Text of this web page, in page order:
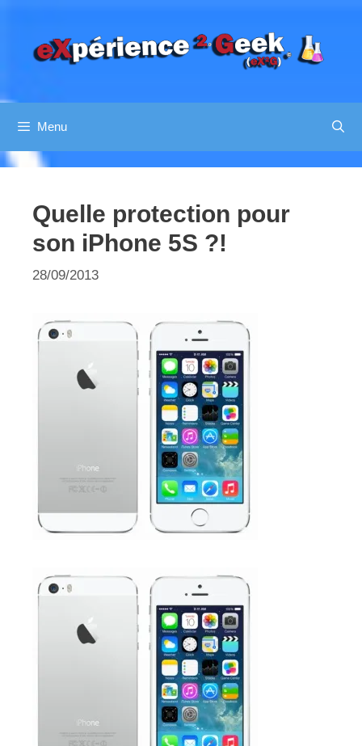
contenu
Menu
Quelle protection pour
son iPhone 5S ?!
28/09/2013